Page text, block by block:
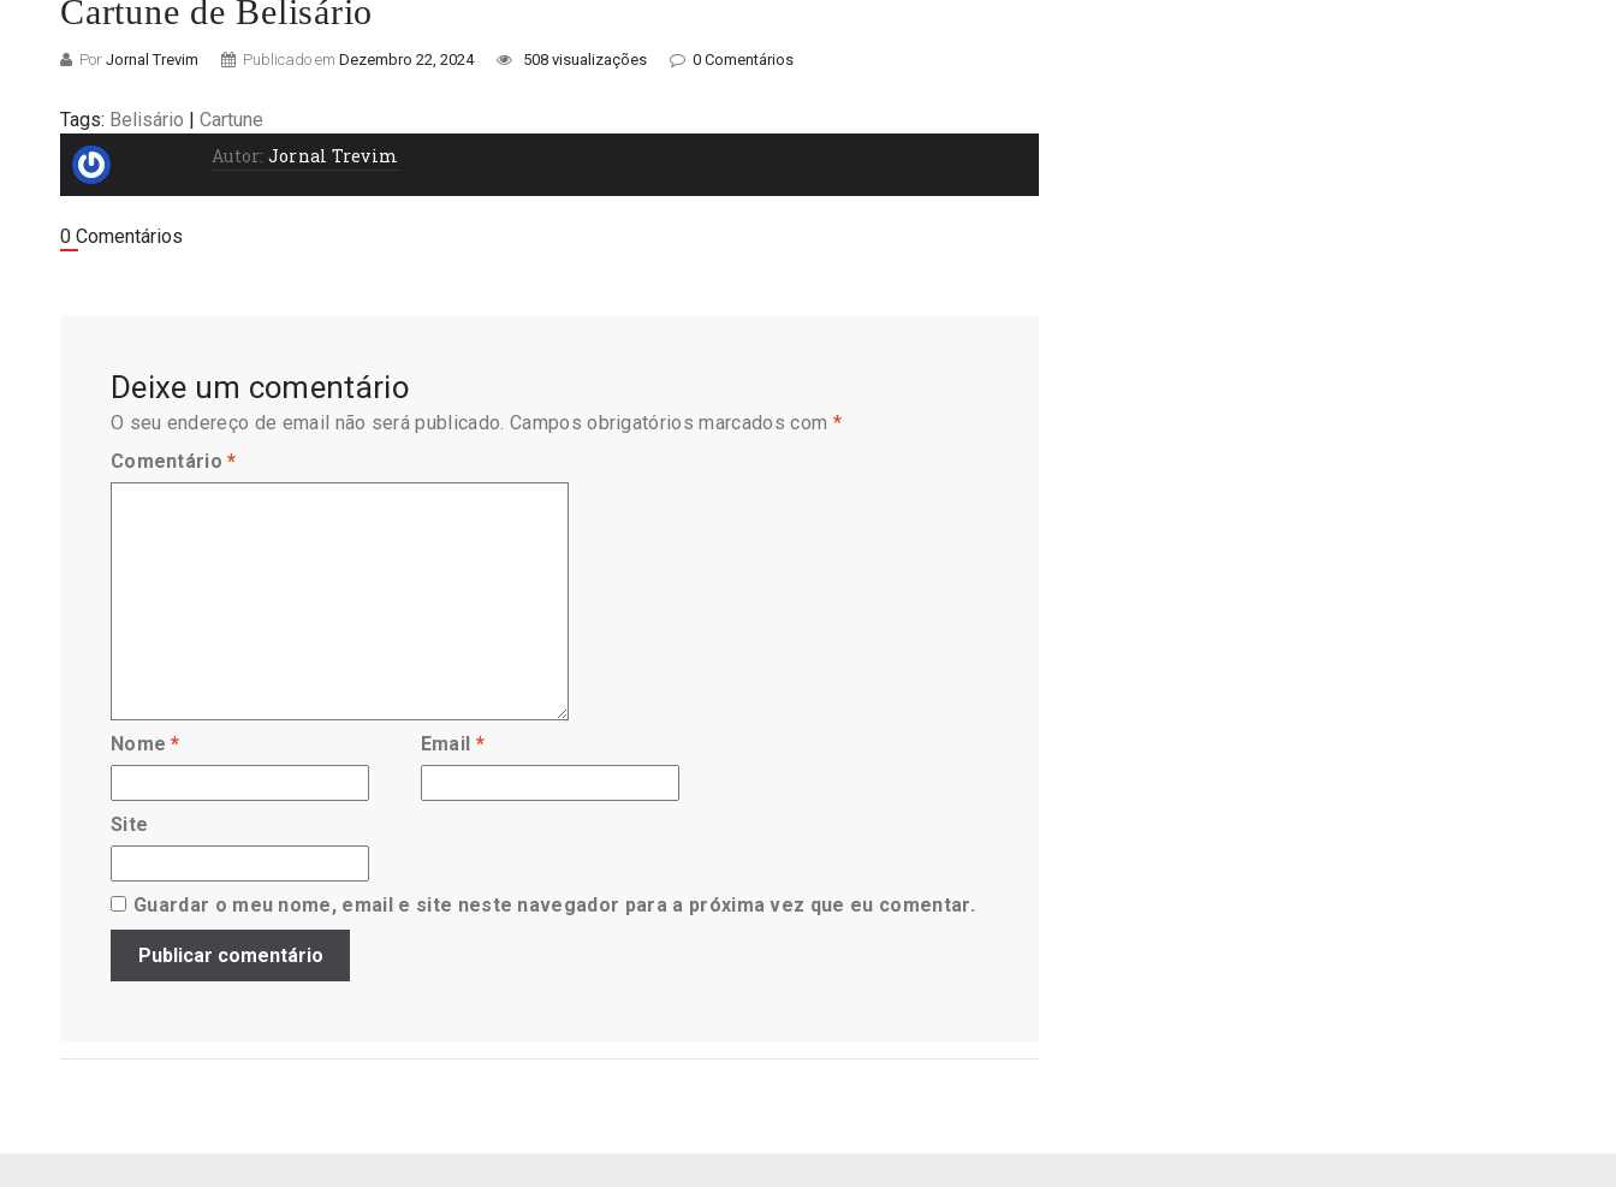
Cartune de Belisário
Por Jornal Trevim Publicado em Dezembro 22, 2024 508 visualizações 0 Comentários
Tags: Belisário | Cartune
Autor: Jornal Trevim
0 Comentários
Deixe um comentário
O seu endereço de email não será publicado. Campos obrigatórios marcados com *
Comentário*
Nome* Email *
Site
Guardar o meu nome, email e site neste navegador para a próxima vez que eu comentar.